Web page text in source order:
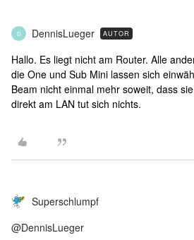
D DennisLueger AUTOR
Hallo. Es liegt nicht am Router. Alle
die One und Sub Mini lassen sich
Beam nicht einmal mehr soweit, dass
direkt am LAN tut sich nichts.
Superschlumpf
@DennisLueger